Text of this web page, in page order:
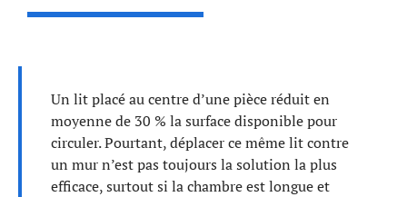
Un lit placé au centre d’une pièce réduit en
moyenne de 30 % la surface disponible pour
circuler. Pourtant, déplacer ce même lit contre
un mur n’est pas toujours la solution la plus
efficace, surtout si la chambre est longue et